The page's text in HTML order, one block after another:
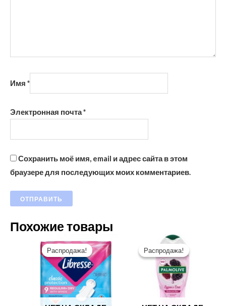
Имя *
Электронная почта*
Сохранить моё имя, email и адрес сайта в этом
браузере для последующих моих комментариев.
Похожие товары
Распродажа!
Распродажа! Распродажа!
Распродажа!